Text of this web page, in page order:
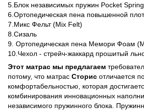
5.Блок независимых пружин Pocket
6.Ортопедическая пена повышенной
7.Микс Фельт (Mix Felt)
8.Сизаль
9. Ортопедическая пена Мемори Фоам
10.Чехол - стрейч-жаккард прошитый
Этот матрас мы предлагаем
потому, что матрас Сторис отличается
комфортабельностью, которая
комбинирования инновационных
независимого пружинного блока.